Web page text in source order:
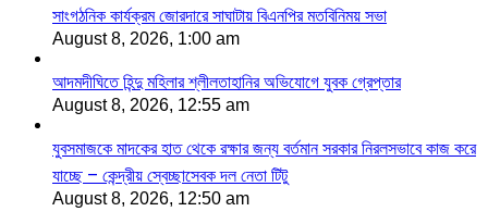
সাংগঠনিক কার্যক্রম জোরদারে সাঘাটায় বিএনপির মতবিনিময় সভা
August 8, 2026, 1:00 am
আদমদীঘিতে হিন্দু মহিলার শ্লীলতাহানির অভিযোগে যুবক গ্রেপ্তার
August 8, 2026, 12:55 am
যুবসমাজকে মাদকের হাত থেকে রক্ষার জন্য বর্তমান সরকার নিরলসভাবে কাজ করে
যাচ্ছে – কেন্দ্রীয় স্বেচ্ছাসেবক দল নেতা টিটু
August 8, 2026, 12:50 am